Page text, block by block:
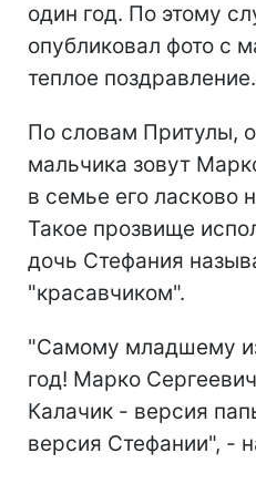
один год. По этому
опубликовал фото с
теплое поздравление.
По словам Притулы,
мальчика зовут
в семье его ласково
Такое прозвище
дочь Стефания
"красавчиком".
"Самому младшему
год! Марко
Калачик - версия
версия Стефании", -